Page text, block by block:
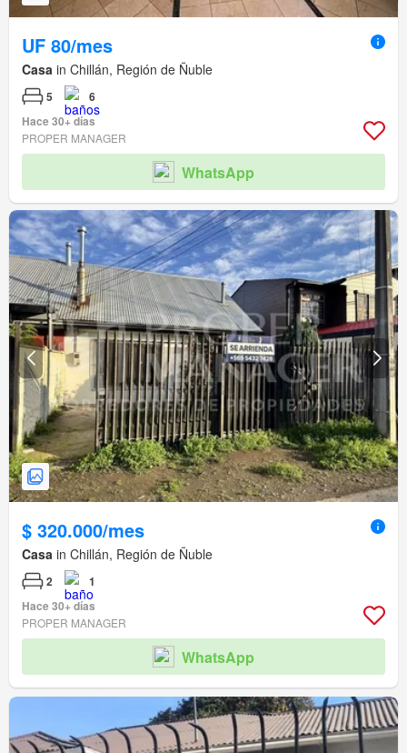
UF 80/mes
Casa in Chillán, Región de Ñuble
5
6
Hace 30+ días
PROPER MANAGER
WhatsApp
$ 320.000/mes
Casa in Chillán, Región de Ñuble
2
1
Hace 30+ días
PROPER MANAGER
WhatsApp